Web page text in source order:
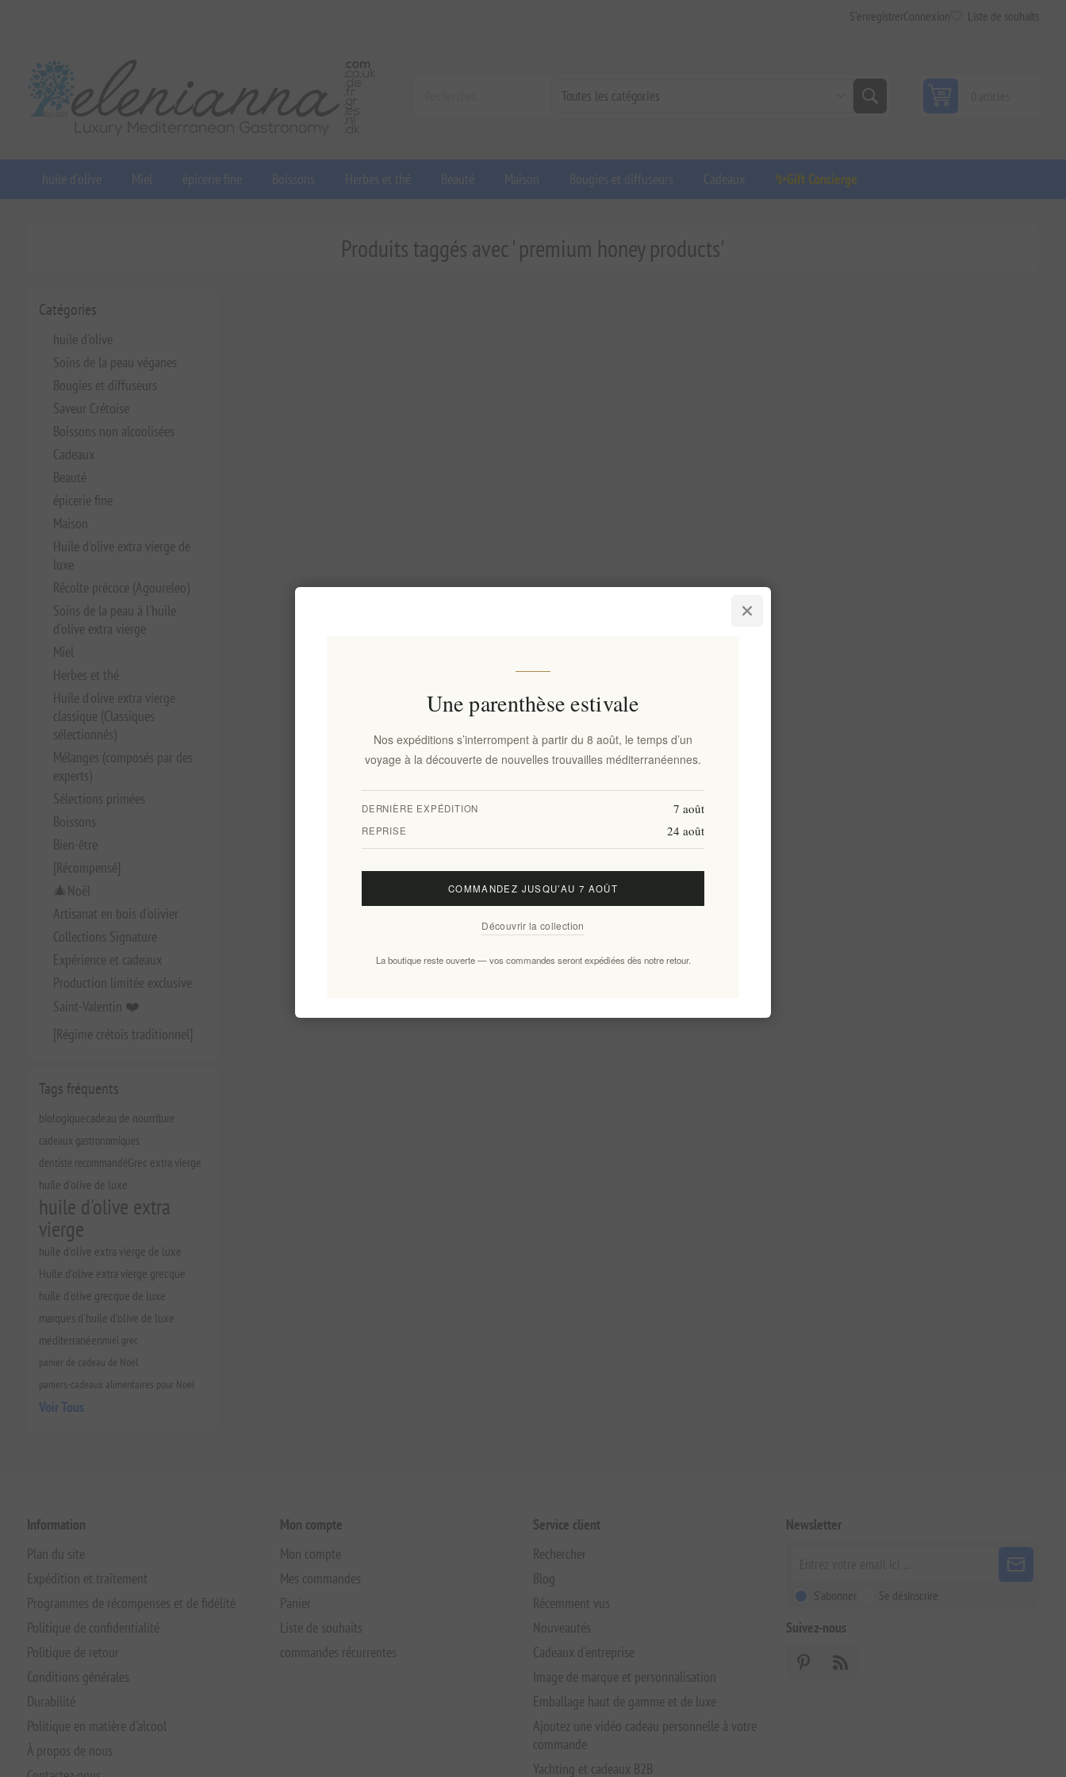
S'enregistrerConnexion Liste de souhaits
huile d'olive Miel épicerie fine Boissons Herbes et thé Beauté Maison Bougies et diffuseurs Cadeaux ✨Gift Concierge
Catégories
huile d'olive
Soins de la peau véganes
Bougies et diffuseurs
Saveur Crétoise
Boissons non alcoolisées
Cadeaux
Beauté
épicerie fine
Maison
Huile d'olive extra vierge de
luxe
Récolte précoce (Agoureleo)
Soins de la peau à l'huile
d'olive extra vierge
Miel
Herbes et thé
Huile d'olive extra vierge
classique (Classiques
sélectionnés)
Mélanges (composés par des
experts)
Sélections primées
Boissons
Bien-être
[Récompensé]
🎄Noël
Artisanat en bois d'olivier
Collections Signature
Expérience et cadeaux
Production limitée exclusive
Saint-Valentin ❤️
[Régime crétois traditionnel]
Tags fréquents
biologiquecadeau de nourriture
cadeaux gastronomiques
dentiste recommandéGrec extra vierge
huile d'olive de luxe
huile d'olive extra
vierge
huile d'olive extra vierge de luxe
Huile d'olive extra vierge grecque
huile d'olive grecque de luxe
marques d'huile d'olive de luxe
méditerranéenmiel grec
panier de cadeau de Noël
paniers-cadeaux alimentaires pour Noël
Voir Tous
Produits taggés avec ' premium honey products'
Information
Plan du site
Expédition et traitement
Programmes de récompenses et de fidélité
Politique de confidentialité
Politique de retour
Conditions générales
Durabilité
Politique en matière d'alcool
À propos de nous
Mon compte
Mon compte
Mes commandes
Panier
Liste de souhaits
commandes récurrentes
Service client
Rechercher
Blog
Récemment vus
Nouveautés
Cadeaux d'entreprise
Image de marque et personnalisation
Emballage haut de gamme et de luxe
Ajoutez une vidéo cadeau personnelle à votre
commande
Yachting et cadeaux B2B
Newsletter
S'abonner Se désinscrire
Suivez-nous
Une parenthèse estivale
Nos expéditions s’interrompent à partir du 8 août, le temps d’un
voyage à la découverte de nouvelles trouvailles méditerranéennes.
DERNIÈRE EXPÉDITION 7 août
REPRISE 24 août
COMMANDEZ JUSQU’AU 7 AOÛT
Découvrir la collection
La boutique reste ouverte — vos commandes seront expédiées dès notre retour.